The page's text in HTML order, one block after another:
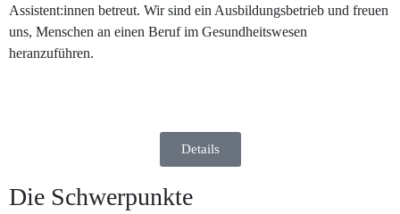
Assistent:innen betreut. Wir sind ein Ausbildungsbetrieb und freuen
uns, Menschen an einen Beruf im Gesundheitswesen
heranzuführen.
Details
Die Schwerpunkte